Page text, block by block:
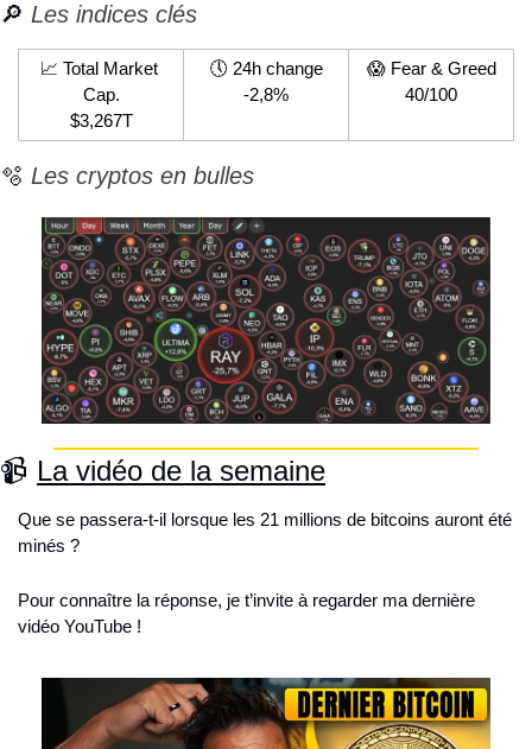
🔎 Les indices clés
📈 Total Market
Cap.
$3,267T
🕔 24h change
-2,8%
😱 Fear & Greed
40/100
🫧 Les cryptos en bulles
📹 La vidéo de la semaine
Que se passera-t-il lorsque les 21 millions de bitcoins auront été
minés ?
Pour connaître la réponse, je t’invite à regarder ma dernière
vidéo YouTube !